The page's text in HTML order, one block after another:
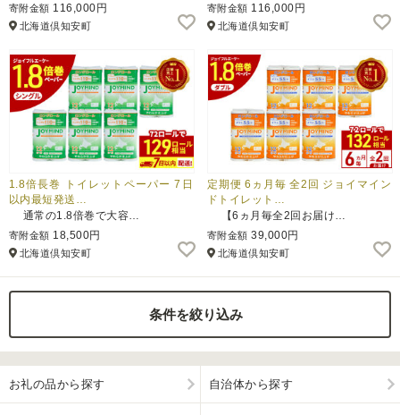
寄附金額 116,000円
北海道倶知安町
寄附金額 116,000円
北海道倶知安町
1.8倍長巻 トイレットペーパー 7日
以内最短発送…
通常の1.8倍巻で大容…
寄附金額 18,500円
北海道倶知安町
定期便 6ヵ月毎 全2回 ジョイマイン
ドトイレット…
【6ヵ月毎全2回お届け…
寄附金額 39,000円
北海道倶知安町
条件を絞り込み
お礼の品から探す 自治体から探す